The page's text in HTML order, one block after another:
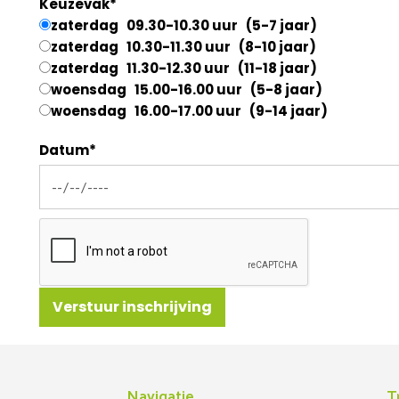
Keuzevak*
zaterdag 09.30-10.30 uur (5-7 jaar)
zaterdag 10.30-11.30 uur (8-10 jaar)
zaterdag 11.30-12.30 uur (11-18 jaar)
woensdag 15.00-16.00 uur (5-8 jaar)
woensdag 16.00-17.00 uur (9-14 jaar)
Datum*